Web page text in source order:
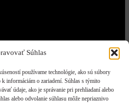
Súhlas
používame technológie, ako sú súbory
informáciám o zariadení. Súhlas s týmito
údaje, ako je správanie pri prehliadaní alebo
alebo odvolanie súhlasu môže nepriaznivo